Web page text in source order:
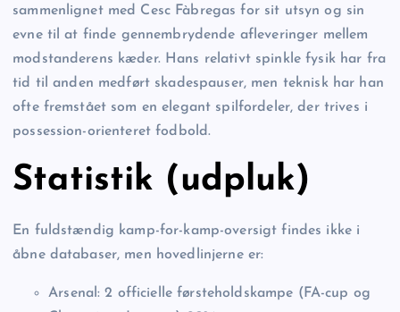
sammenlignet med Cesc Fàbregas for sit utsyn og sin
evne til at finde gennembrydende afleveringer mellem
modstanderens kæder. Hans relativt spinkle fysik har fra
tid til anden medført skadespauser, men teknisk har han
ofte fremstået som en elegant spilfordeler, der trives i
possession-orienteret fodbold.
Statistik (udpluk)
En fuldstændig kamp-for-kamp-oversigt findes ikke i
åbne databaser, men hovedlinjerne er:
Arsenal: 2 officielle førsteholdskampe (FA-cup og